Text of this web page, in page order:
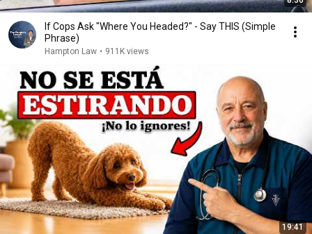
If Cops Ask "Where You Headed?" - Say THIS (Simple
Phrase)
Hampton Law • 911K views
19:41